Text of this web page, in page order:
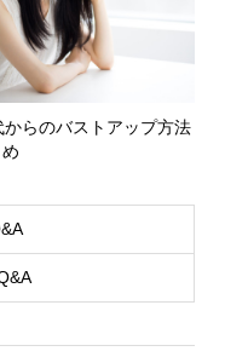
からのバストアップ方法